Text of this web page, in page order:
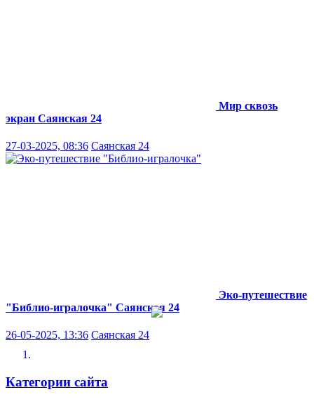
Мир сквозь
экран Саянская 24
27-03-2025, 08:36 Саянская 24
Эко-путешествие
"Библио-игралочка" Саянская 24
26-05-2025, 13:36 Саянская 24
Категории сайта